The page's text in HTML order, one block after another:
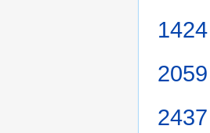
1424
2059
2437